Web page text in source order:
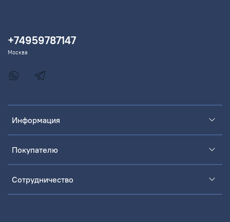
Информация
Покупателю
Сотрудничество
+74959787147
Москва